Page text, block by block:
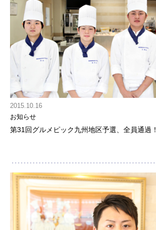
2015.10.16
お知らせ
第31回グルメピック九州地区予選、全員通過！